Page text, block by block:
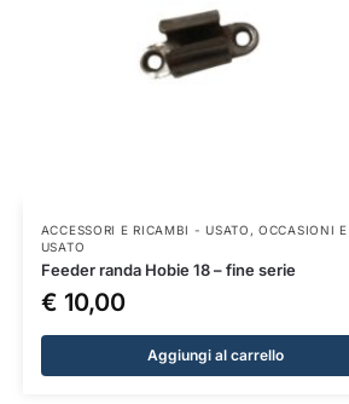
ACCESSORI E RICAMBI - USATO ,OCCASIONI E
USATO
Feeder randa Hobie 18 – fine serie
€ 10,00
Aggiungi al carrello